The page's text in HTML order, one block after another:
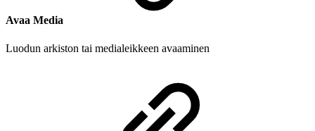
Avaa Media
Luodun arkiston tai medialeikkeen avaaminen